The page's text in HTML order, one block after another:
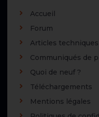
Accueil
Forum
Articles techniques
Communiqués de
Quoi de neuf ?
Téléchargements
Mentions légales